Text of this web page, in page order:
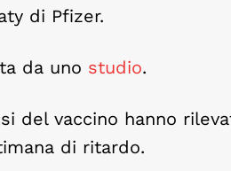
di Pfizer.
da uno studio.
del vaccino hanno
di ritardo.